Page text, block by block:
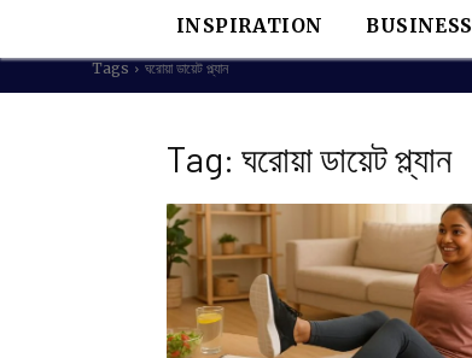
INSPIRATION BUSINESS
Tags ঘরোয়া ডায়েট প্ল্যান
Tag: ঘরোয়া ডায়েট প্ল্যান